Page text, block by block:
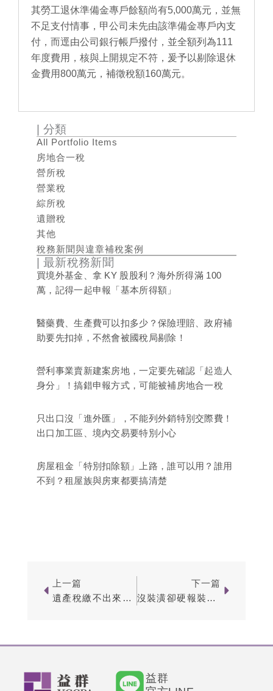
其勞工退休準備金專戶餘額尚有5,000萬元，並無
不足支付情事，甲公司未先由該準備金專戶內支
付，而逕由公司銀行帳戶撥付，並全額列為111
年度費用，核與上開規定不符，爰予以剔除退休
金費用800萬元，補徵稅額160萬元。
| 分類
All Portfolio Items
房地合一稅
營所稅
營業稅
綜所稅
遺贈稅
其他
稅務新聞與違章補稅案例
| 最新稅務新聞
買境外基金、拿 KY 股股利？海外所得滿 100
萬，記得一起申報「基本所得額」
醫藥費、生產費可以扣多少？保險理賠、政府補
助要先扣掉，不然會被國稅局剔除！
營利事業賣新建案房地，一定要先確認「起造人
身分」！搞錯申報方式，可能被補房地合一稅
只出口沒「進外匯」，不能列外銷特別交際費！
出口加工區、境內交易要特別小心
房屋租金「特別扣除額」上路，誰可以用？誰用
不到？租屋族與房東都要搞清楚
上一篇
遺產稅繳不出來怎麼辦？一次看懂 4 種合法「解套」繳稅方式
下一篇
沒裝潢卻硬報裝修費？用不實憑證灌高房地合一成本，最後稅金＋罰鍰加起來更慘
益群